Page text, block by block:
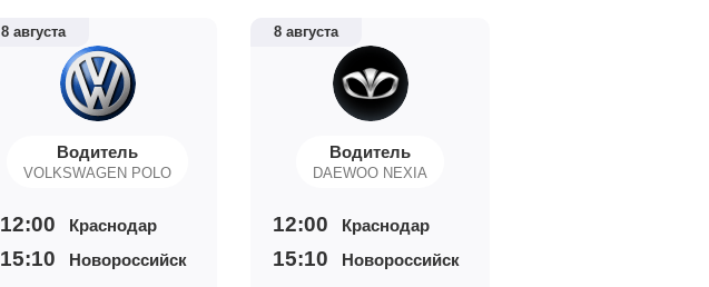
8 августа
Водитель
VOLKSWAGEN POLO
12:00 Краснодар
15:10 Новороссийск
8 августа
Водитель
DAEWOO NEXIA
12:00 Краснодар
15:10 Новороссийск